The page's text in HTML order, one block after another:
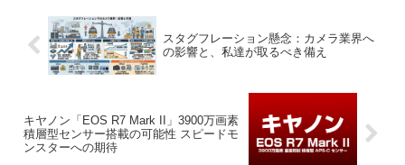
スタグフレーション懸念：カメラ業界へ
の影響と、私達が取るべき備え
キヤノン「EOS R7 Mark II」3900万画素
積層型センサー搭載の可能性 スピードモ
ンスターへの期待